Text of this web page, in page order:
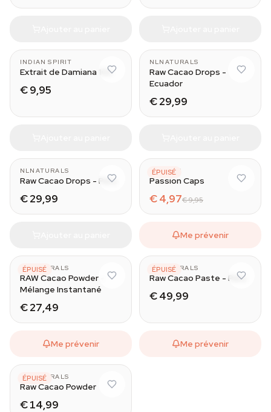
INDIAN SPIRIT
Extrait de Damiana 10x
€ 9,95
NLNATURALS
Raw Cacao Drops -
Ecuador
€ 29,99
NLNATURALS
Raw Cacao Drops - Peru
€ 29,99
ÉPUISÉ
AZARIUS
Passion Caps
€ 4,97€ 9,95
Me prévenir
ÉPUISÉ
NLNATURALS
RAW Cacao Powder -
Mélange Instantané
€ 27,49
Me prévenir
ÉPUISÉ
NLNATURALS
Raw Cacao Paste - Peru
€ 49,99
Me prévenir
ÉPUISÉ
NLNATURALS
Raw Cacao Powder
€ 14,99